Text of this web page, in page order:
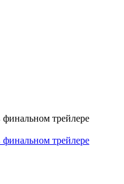
финальном трейлере
финальном трейлере